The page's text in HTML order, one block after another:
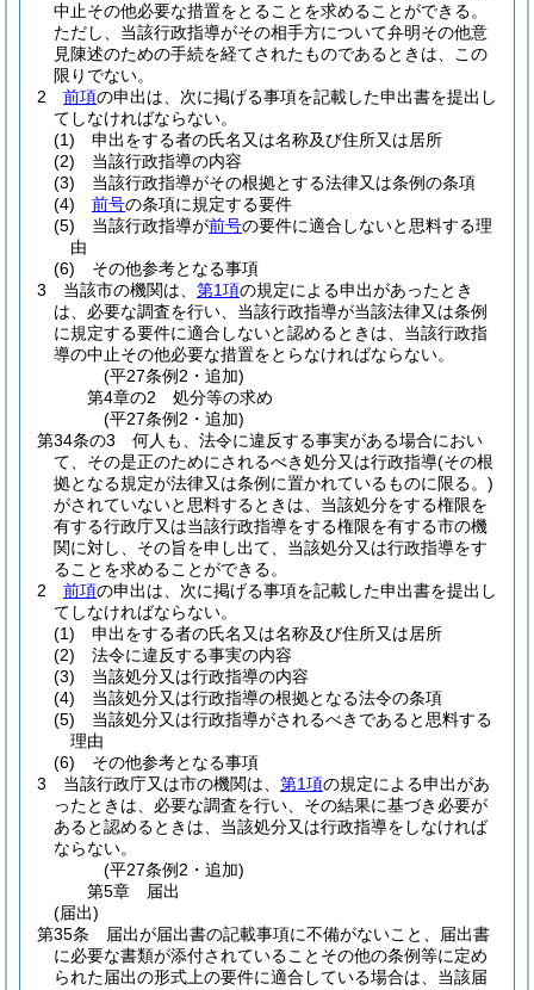
中止その他必要な措置をとることを求めることができる。
ただし、当該行政指導がその相手方について弁明その他意
見陳述のための手続を経てされたものであるときは、この
限りでない。
2
前項の申出は、次に掲げる事項を記載した申出書を提出し
てしなければならない。
(1)
申出をする者の氏名又は名称及び住所又は居所
(2)
当該行政指導の内容
(3)
当該行政指導がその根拠とする法律又は条例の条項
(4)
前号の条項に規定する要件
(5)
当該行政指導が前号の要件に適合しないと思料する理
由
(6)
その他参考となる事項
3
当該市の機関は、 第1項の規定による申出があったとき
は、必要な調査を行い、当該行政指導が当該法律又は条例
に規定する要件に適合しないと認めるときは、当該行政指
導の中止その他必要な措置をとらなければならない。
(平27条例2・追加)
第4章の2
処分等の求め
(平27条例2・追加)
第34条の3
何人も、法令に違反する事実がある場合におい
て、その是正のためにされるべき処分又は行政指導(その根
拠となる規定が法律又は条例に置かれているものに限る。)
がされていないと思料するときは、当該処分をする権限を
有する行政庁又は当該行政指導をする権限を有する市の機
関に対し、その旨を申し出て、当該処分又は行政指導をす
ることを求めることができる。
2
前項の申出は、次に掲げる事項を記載した申出書を提出し
てしなければならない。
(1)
申出をする者の氏名又は名称及び住所又は居所
(2)
法令に違反する事実の内容
(3)
当該処分又は行政指導の内容
(4)
当該処分又は行政指導の根拠となる法令の条項
(5)
当該処分又は行政指導がされるべきであると思料する
理由
(6)
その他参考となる事項
3
当該行政庁又は市の機関は、 第1項の規定による申出があ
ったときは、必要な調査を行い、その結果に基づき必要が
あると認めるときは、当該処分又は行政指導をしなければ
ならない。
(平27条例2・追加)
第5章
届出
(届出)
第35条
届出が届出書の記載事項に不備がないこと、届出書
に必要な書類が添付されていることその他の条例等に定め
られた届出の形式上の要件に適合している場合は、当該届